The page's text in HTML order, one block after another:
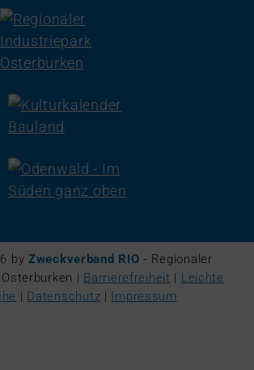
by Zweckverband RIO - Regionaler
| Barrierefreiheit | Leichte
| Datenschutz | Impressum